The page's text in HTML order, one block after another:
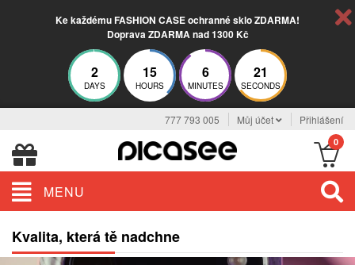
Ke každému FASHION CASE ochranné sklo ZDARMA!
Doprava ZDARMA nad 1300 Kč
2
DAYS
15
HOURS
6
MINUTES
20
SECONDS
777 793 005 Můj účet Přihlášení
0
MENU
Kvalita, která tě nadchne